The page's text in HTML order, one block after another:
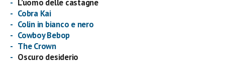
L’uomo delle castagne
Cobra Kai
Colin in bianco e nero
Cowboy Bebop
The Crown
Oscuro desiderio